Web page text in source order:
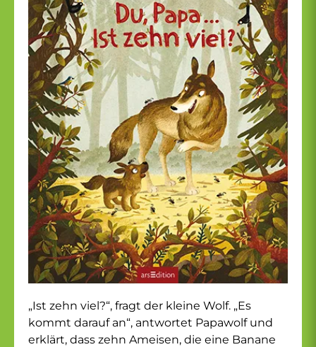
„Ist zehn viel?“, fragt der kleine Wolf. „Es
kommt darauf an“, antwortet Papawolf und
erklärt, dass zehn Ameisen, die eine Banane